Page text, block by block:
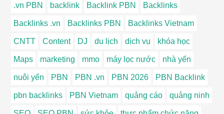
.vn PBN backlink Backlink PBN Backlinks
Backlinks .vn Backlinks PBN Backlinks Vietnam
CNTT Content DJ du lịch dịch vụ khóa học
Maps marketing mmo máy lọc nước nhà yến
nuôi yến PBN PBN .vn PBN 2026 PBN Backlink
pbn backlinks PBN Vietnam quảng cáo quảng ninh